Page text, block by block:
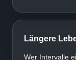
Längere
Wer Intervalle